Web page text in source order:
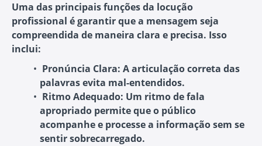
Uma das principais funções da locução
profissional é garantir que a mensagem seja
compreendida de maneira clara e precisa. Isso
inclui:
Pronúncia Clara: A articulação correta das
palavras evita mal-entendidos.
Ritmo Adequado: Um ritmo de fala
apropriado permite que o público
acompanhe e processe a informação sem se
sentir sobrecarregado.